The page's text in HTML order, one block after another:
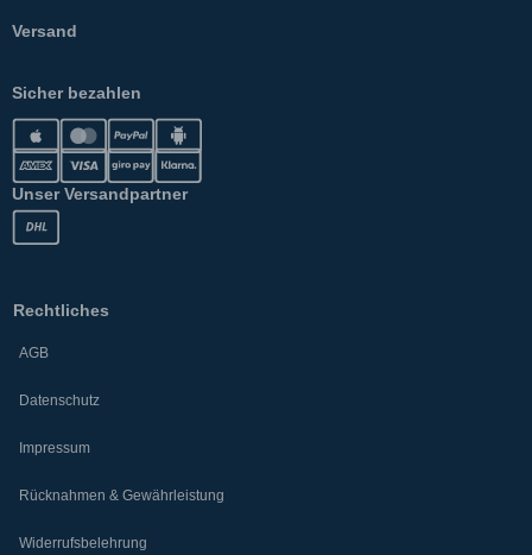
Versand
Sicher bezahlen
Unser Versandpartner
Rechtliches
AGB
Datenschutz
Impressum
Rücknahmen & Gewährleistung
Widerrufsbelehrung